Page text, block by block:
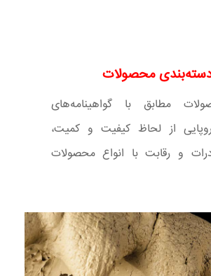
محصولات
مطابق با گواهینامه‌های
اروپایی از لحاظ کیفیت و کمیت،
و رقابت با انواع محصولات